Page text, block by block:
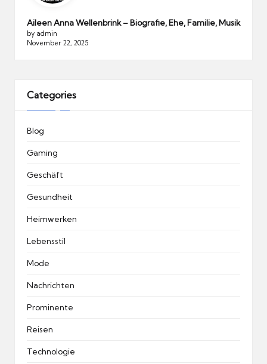
Aileen Anna Wellenbrink – Biografie, Ehe, Familie, Musik
by admin
November 22, 2025
Categories
Blog
Gaming
Geschäft
Gesundheit
Heimwerken
Lebensstil
Mode
Nachrichten
Prominente
Reisen
Technologie